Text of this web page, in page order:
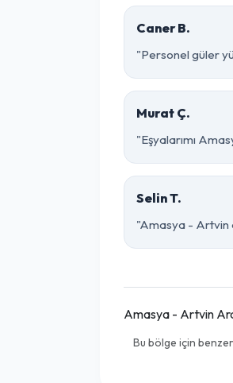
Caner B.
"Personel güler
Murat Ç.
"Eşyalarımı
Selin T.
"Amasya - Artvin
Amasya - Artvin
Bu bölge için